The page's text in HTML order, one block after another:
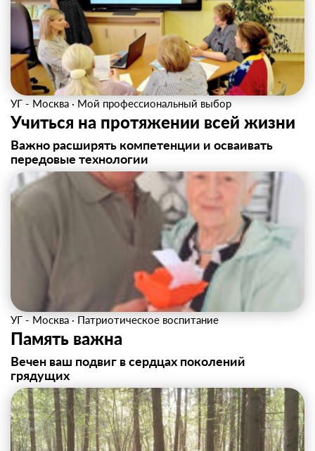
УГ - Москва · Мой профессиональный выбор
Учиться на протяжении всей жизни
Важно расширять компетенции и осваивать
передовые технологии
УГ - Москва · Патриотическое воспитание
Память важна
Вечен ваш подвиг в сердцах поколений
грядущих